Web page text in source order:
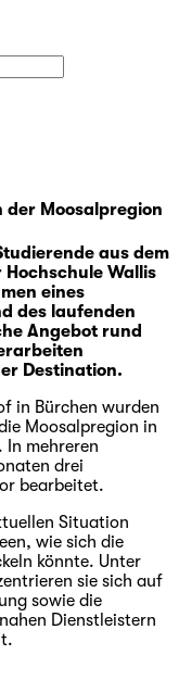
der Moosalpregion
aus dem
Wallis
eines
des laufenden
Angebot rund
Destination.
in Bürchen wurden
Moosalpregion in
In mehreren
drei
bearbeitet.
Situation
wie sich die
könnte. Unter
sie sich auf
sowie die
Dienstleistern